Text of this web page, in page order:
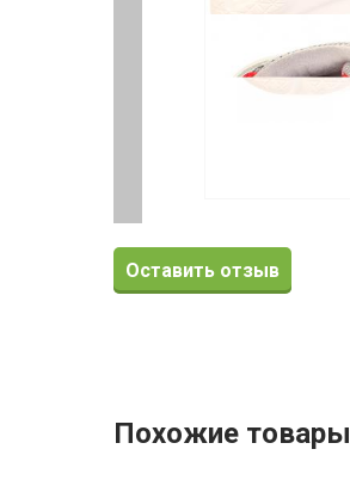
Оставить отзыв
Похожие товары